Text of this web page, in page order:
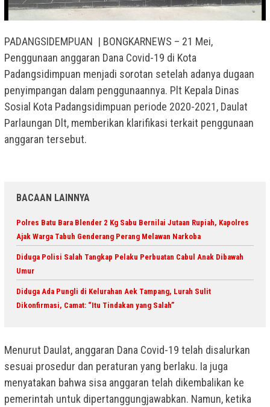
PADANGSIDEMPUAN | BONGKARNEWS – 21 Mei,
Penggunaan anggaran Dana Covid-19 di Kota
Padangsidimpuan menjadi sorotan setelah adanya dugaan
penyimpangan dalam penggunaannya. Plt Kepala Dinas
Sosial Kota Padangsidimpuan periode 2020-2021, Daulat
Parlaungan Dlt, memberikan klarifikasi terkait penggunaan
anggaran tersebut.
BACAAN LAINNYA
Polres Batu Bara Blender 2 Kg Sabu Bernilai Jutaan Rupiah, Kapolres
Ajak Warga Tabuh Genderang Perang Melawan Narkoba
Diduga Polisi Salah Tangkap Pelaku Perbuatan Cabul Anak Dibawah
Umur
Diduga Ada Pungli di Kelurahan Aek Tampang, Lurah Sulit
Dikonfirmasi, Camat: “Itu Tindakan yang Salah”
Menurut Daulat, anggaran Dana Covid-19 telah disalurkan
sesuai prosedur dan peraturan yang berlaku. Ia juga
menyatakan bahwa sisa anggaran telah dikembalikan ke
pemerintah untuk dipertanggungjawabkan. Namun, ketika